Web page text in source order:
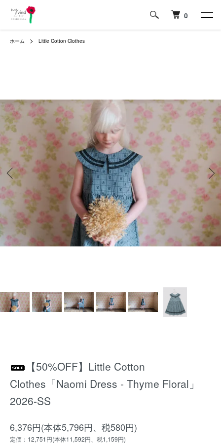
0
ホーム Little Cotton Clothes
【50%OFF】Little Cotton
Clothes「Naomi Dress - Thyme Floral」
2026-SS
6,376円(本体5,796円、税580円)
定価：12,751円(本体11,592円、税1,159円)